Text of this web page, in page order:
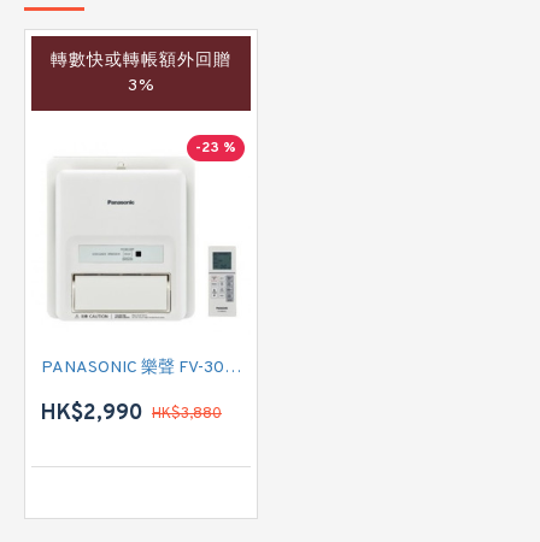
轉數快或轉帳額外回贈
3%
-23 %
PANASONIC 樂聲 FV-30BW2H 浴室寶
HK$2,990 HK$3,880